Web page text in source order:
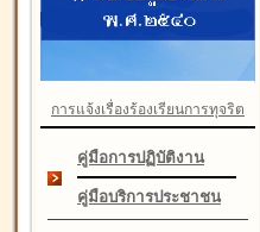
การแจ้งเรื่องร้องเรียนการทุจริต
คู่มือการปฏิบัติงาน
คู่มือบริการประชาชน